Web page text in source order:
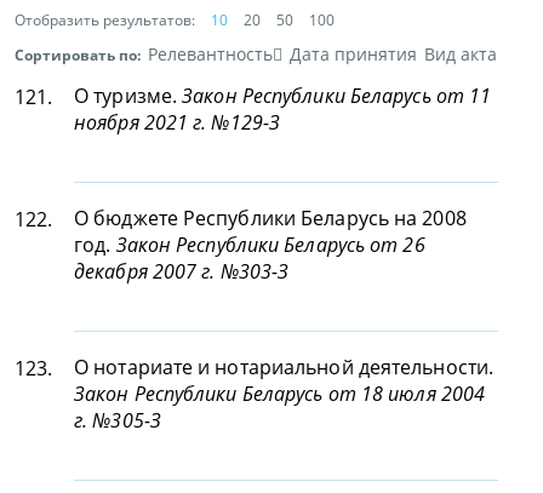
Отобразить результатов: 10 20 50
100
Сортировать по: Релевантность Дата принятия Вид акта
121. О туризме.Закон Республики Беларусь от 11
ноября 2021 г. №129-З
122.
О бюджете Республики Беларусь на 2008
год. Закон Республики Беларусь от 26
декабря 2007 г. №303-З
123.
О нотариате и нотариальной деятельности.
Закон Республики Беларусь от 18 июля 2004
г. №305-З